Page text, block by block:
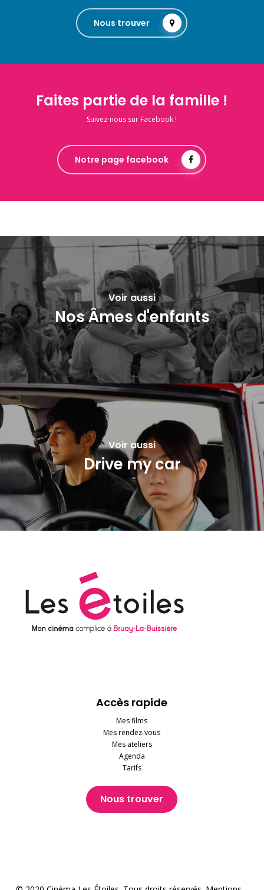
Nous trouver
Faites partie de la famille !
Suivez-nous sur Facebook !
Notre page facebook
Voir aussi
Nos Âmes d'enfants
Voir aussi
Drive my car
Accès rapide
Mes films
Mes rendez-vous
Mes ateliers
Agenda
Tarifs
Nous trouver